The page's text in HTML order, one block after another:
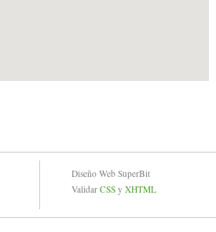
Diseño Web SuperBit
Validar CSS y XHTML